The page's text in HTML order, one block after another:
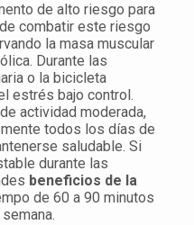
de alto riesgo para
combatir este riesgo
la masa muscular
Durante las
o la bicicleta
estrés bajo control.
actividad moderada,
todos los días de
saludable. Si
durante las
beneficios de la
de 60 a 90 minutos